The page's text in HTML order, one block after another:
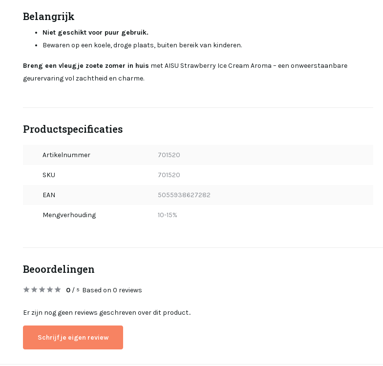
Belangrijk
Niet geschikt voor puur gebruik.
Bewaren op een koele, droge plaats, buiten bereik van kinderen.
Breng een vleugje zoete zomer in huis met AISU Strawberry Ice Cream Aroma – een onweerstaanbare
geurervaring vol zachtheid en charme.
Productspecificaties
Artikelnummer 701520
SKU 701520
EAN 5055938627282
Mengverhouding 10-15%
Beoordelingen
0 / 5 Based on 0 reviews
Er zijn nog geen reviews geschreven over dit product..
Schrijf je eigen review